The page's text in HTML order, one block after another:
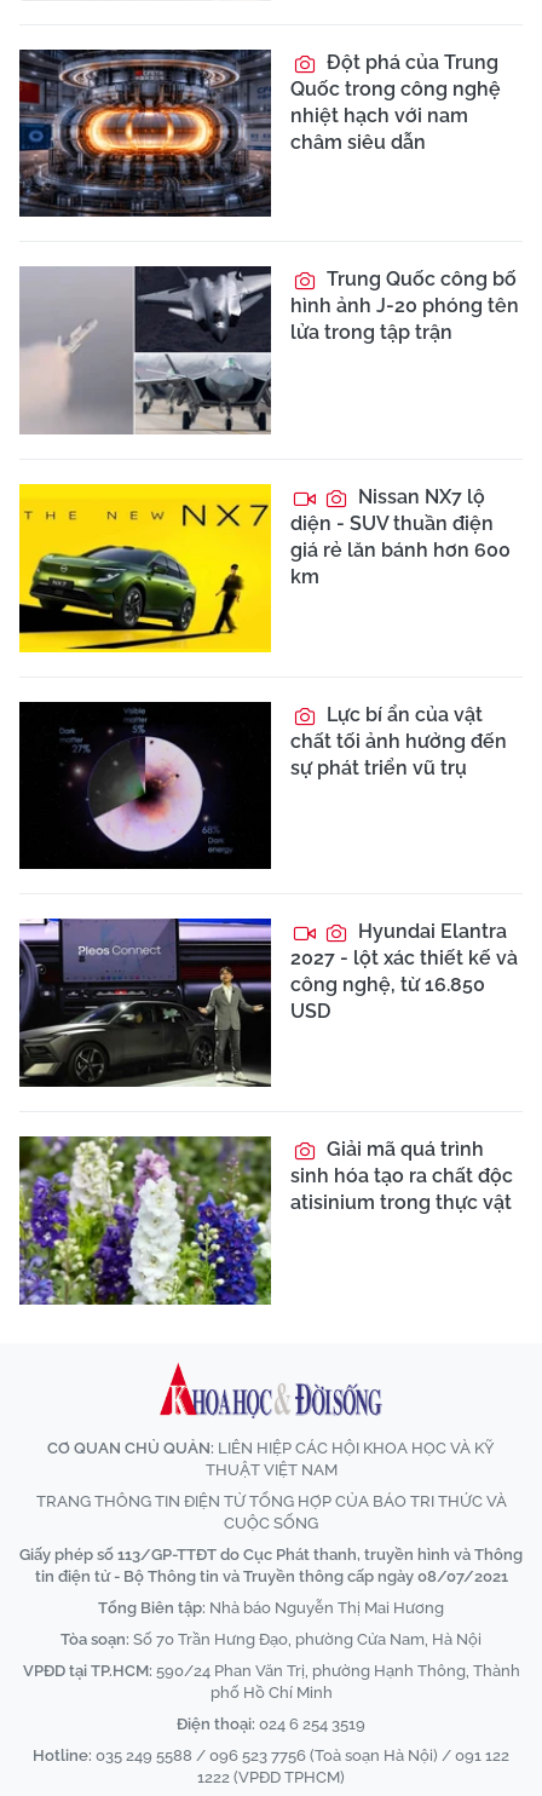
Đột phá của Trung
Quốc trong công nghệ
nhiệt hạch với nam
châm siêu dẫn
Trung Quốc công bố
hình ảnh J-20 phóng tên
lửa trong tập trận
Nissan NX7 lộ
diện - SUV thuần điện
giá rẻ lăn bánh hơn 600
km
Lực bí ẩn của vật
chất tối ảnh hưởng đến
sự phát triển vũ trụ
Hyundai Elantra
2027 - lột xác thiết kế và
công nghệ, từ 16.850
USD
Giải mã quá trình
sinh hóa tạo ra chất độc
atisinium trong thực vật
CƠ QUAN CHỦ QUẢN: LIÊN HIỆP CÁC HỘI KHOA HỌC VÀ KỸ
THUẬT VIỆT NAM
TRANG THÔNG TIN ĐIỆN TỬ TỔNG HỢP CỦA BÁO TRI THỨC VÀ
CUỘC SỐNG
Giấy phép số 113/GP-TTĐT do Cục Phát thanh, truyền hình và Thông
tin điện tử - Bộ Thông tin và Truyền thông cấp ngày 08/07/2021
Tổng Biên tập: Nhà báo Nguyễn Thị Mai Hương
Tòa soạn: Số 70 Trần Hưng Đạo, phường Cửa Nam, Hà Nội
VPĐD tại TP.HCM: 590/24 Phan Văn Trị, phường Hạnh Thông, Thành
phố Hồ Chí Minh
Điện thoại: 024 6 254 3519
Hotline: 035 249 5588 / 096 523 7756 (Toà soạn Hà Nội) / 091 122
1222 (VPĐD TPHCM)